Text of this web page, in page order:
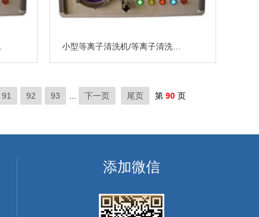
91 92 93 下一页 尾页 第 90页
添加微信